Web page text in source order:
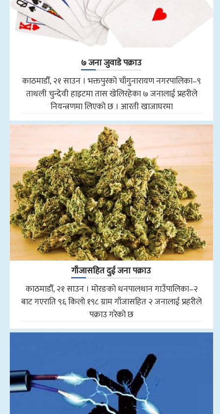
७ जना जुवाडे पक्राउ
काठमाडौँ, २१ साउन । भक्तपुरको चाँगुनारायण नगरपालिका–९
ताथली चुन्देवी हाइटमा तास खेलिरहेका ७ जनालाई प्रहरीले
नियन्त्रणमा लिएको छ । आरती खाजाघरमा
गाँजासहित दुई जना पक्राउ
काठमाडौँ, २१ साउन । मोरङको धनपालथान गाउँपालिका–२
बाट गएराति ९६ किलो १९८ ग्राम गाँजासहित २ जनालाई प्रहरीले
पक्राउ गरेको छ